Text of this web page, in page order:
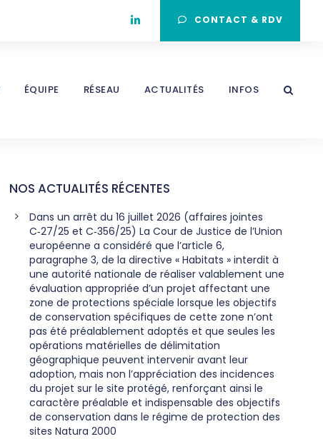
CONTACT & RDV
ÉQUIPE RÉSEAU ACTUALITÉS INFOS
NOS ACTUALITÉS RÉCENTES
Dans un arrêt du 16 juillet 2026 (affaires jointes
C‑27/25 et C‑356/25) La Cour de Justice de l’Union
européenne a considéré que l’article 6,
paragraphe 3, de la directive « Habitats » interdit à
une autorité nationale de réaliser valablement une
évaluation appropriée d’un projet affectant une
zone de protections spéciale lorsque les objectifs
de conservation spécifiques de cette zone n’ont
pas été préalablement adoptés et que seules les
opérations matérielles de délimitation
géographique peuvent intervenir avant leur
adoption, mais non l’appréciation des incidences
du projet sur le site protégé, renforçant ainsi le
caractère préalable et indispensable des objectifs
de conservation dans le régime de protection des
sites Natura 2000